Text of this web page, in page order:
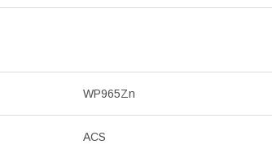
WP965Zn
ACS